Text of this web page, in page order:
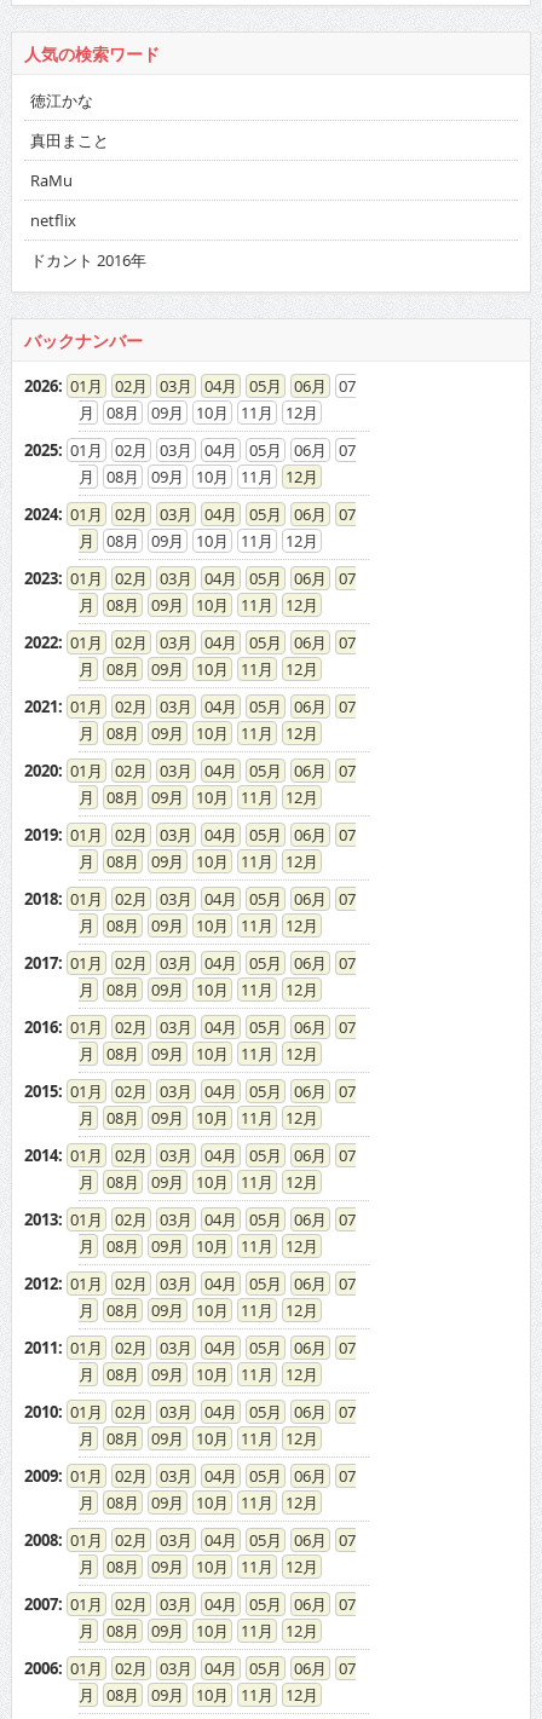
人気の検索ワード
徳江かな
真田まこと
RaMu
netflix
ドカント 2016年
バックナンバー
2026: 01 02 03 04 05 06
07
08
09 10 11
12
2025: 01 02 03 04 05 06
07
08
09 10 11
12
2024: 01 02 03 04 05 06
07
08
09 10 11
12
2023: 01 02 03 04 05 06
07
08
09 10 11
12
2022: 01 02 03 04 05 06
07
08
09 10 11
12
2021: 01 02 03 04 05 06
07
08
09 10 11
12
2020: 01 02 03 04 05 06
07
08
09 10 11
12
2019: 01 02 03 04 05 06
07
08
09 10 11
12
2018: 01 02 03 04 05 06
07
08
09 10 11
12
2017: 01 02 03 04 05 06
07
08
09 10 11
12
2016: 01 02 03 04 05 06
07
08
09 10 11
12
2015: 01 02 03 04 05 06
07
08
09 10 11
12
2014: 01 02 03 04 05 06
07
08
09 10 11
12
2013: 01 02 03 04 05 06
07
08
09 10 11
12
2012: 01 02 03 04 05 06
07
08
09 10 11
12
2011: 01 02 03 04 05 06
07
08
09 10 11
12
2010: 01 02 03 04 05 06
07
08
09 10 11
12
2009: 01 02 03 04 05 06
07
08
09 10 11
12
2008: 01 02 03 04 05 06
07
08
09 10 11
12
2007: 01 02 03 04 05 06
07
08
09 10 11
12
2006: 01 02 03 04 05 06
07
08
09 10 11
12